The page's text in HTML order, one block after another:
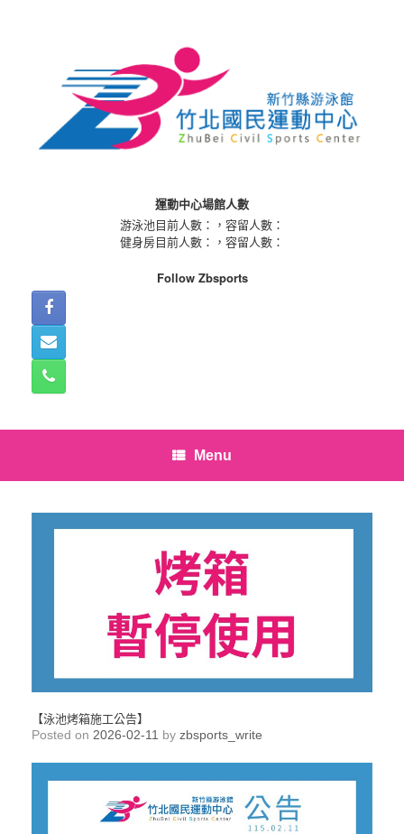
運動中心場館人數
游泳池目前人數：
，容留人數：
健身房目前人數：
，容留人數：
Follow Zbsports
Menu
【泳池烤箱施工公告】
Posted on 2026-02-11 by zbsports_write